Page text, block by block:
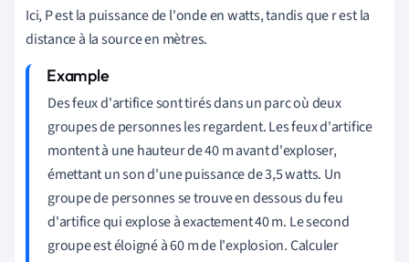
Ici, P est la puissance de l'onde en watts, tandis que r est la
distance à la source en mètres.
Des feux d'artifice sont tirés dans un parc où deux
groupes de personnes les regardent. Les feux d'artifice
montent à une hauteur de 40 m avant d'exploser,
émettant un son d'une puissance de 3,5 watts. Un
groupe de personnes se trouve en dessous du feu
d'artifice qui explose à exactement 40 m. Le second
groupe est éloigné à 60 m de l'explosion. Calculer